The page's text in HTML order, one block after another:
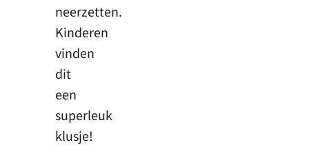
neerzetten.
Kinderen
vinden
dit
een
superleuk
klusje!